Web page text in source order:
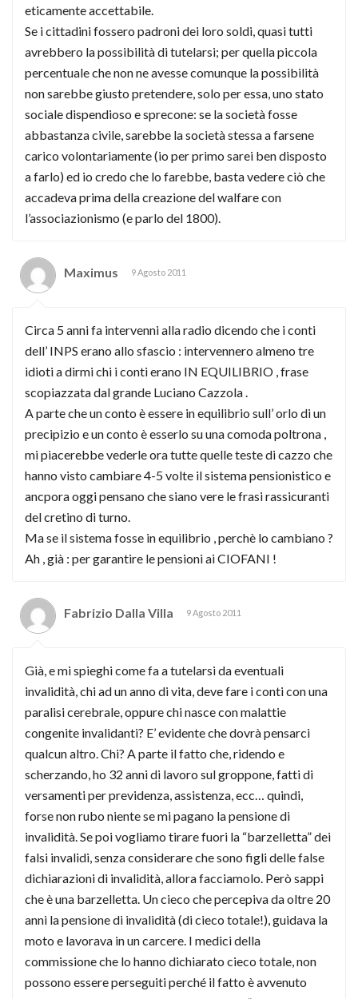
eticamente accettabile.
Se i cittadini fossero padroni dei loro soldi, quasi tutti
avrebbero la possibilità di tutelarsi; per quella piccola
percentuale che non ne avesse comunque la possibilità
non sarebbe giusto pretendere, solo per essa, uno stato
sociale dispendioso e sprecone: se la società fosse
abbastanza civile, sarebbe la società stessa a farsene
carico volontariamente (io per primo sarei ben disposto
a farlo) ed io credo che lo farebbe, basta vedere ciò che
accadeva prima della creazione del walfare con
l’associazionismo (e parlo del 1800).
Maximus 9 Agosto 2011
Circa 5 anni fa intervenni alla radio dicendo che i conti
dell’ INPS erano allo sfascio : intervennero almeno tre
idioti a dirmi chi i conti erano IN EQUILIBRIO , frase
scopiazzata dal grande Luciano Cazzola .
A parte che un conto è essere in equilibrio sull’ orlo di un
precipizio e un conto è esserlo su una comoda poltrona ,
mi piacerebbe vederle ora tutte quelle teste di cazzo che
hanno visto cambiare 4-5 volte il sistema pensionistico e
ancpora oggi pensano che siano vere le frasi rassicuranti
del cretino di turno.
Ma se il sistema fosse in equilibrio , perchè lo cambiano ?
Ah , già : per garantire le pensioni ai CIOFANI !
Fabrizio Dalla Villa 9 Agosto 2011
Già, e mi spieghi come fa a tutelarsi da eventuali
invalidità, chi ad un anno di vita, deve fare i conti con una
paralisi cerebrale, oppure chi nasce con malattie
congenite invalidanti? E’ evidente che dovrà pensarci
qualcun altro. Chi? A parte il fatto che, ridendo e
scherzando, ho 32 anni di lavoro sul groppone, fatti di
versamenti per previdenza, assistenza, ecc… quindi,
forse non rubo niente se mi pagano la pensione di
invalidità. Se poi vogliamo tirare fuori la “barzelletta” dei
falsi invalidi, senza considerare che sono figli delle false
dichiarazioni di invalidità, allora facciamolo. Però sappi
che è una barzelletta. Un cieco che percepiva da oltre 20
anni la pensione di invalidità (di cieco totale!), guidava la
moto e lavorava in un carcere. I medici della
commissione che lo hanno dichiarato cieco totale, non
possono essere perseguiti perché il fatto è avvenuto